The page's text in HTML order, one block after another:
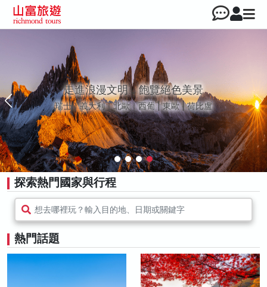
走進浪漫文明，飽覽絕色美景
瑞士｜義大利｜北歐｜西葡 | 東歐 | 荷比盧
探索熱門國家與行程
想去哪裡玩？輸入目的地、日期或關鍵字
熱門話題